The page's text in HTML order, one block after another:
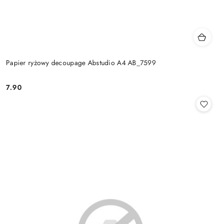
Papier ryżowy decoupage Abstudio A4 AB_7599
Cena:
7.90